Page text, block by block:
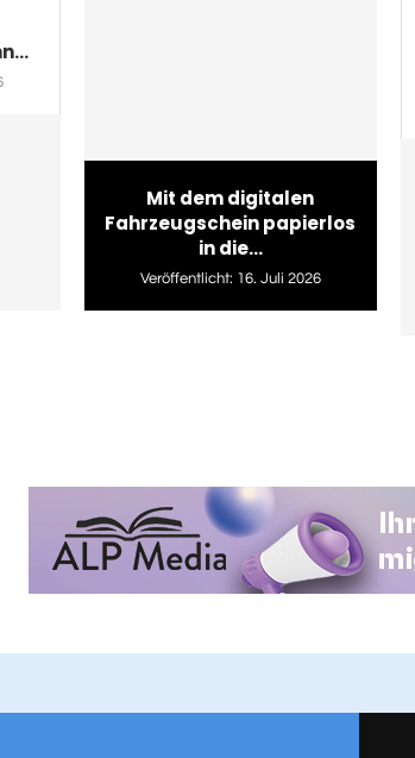
Mit dem digitalen
Fahrzeugschein papierlos
in die...
Veröffentlicht: 16. Juli 2026